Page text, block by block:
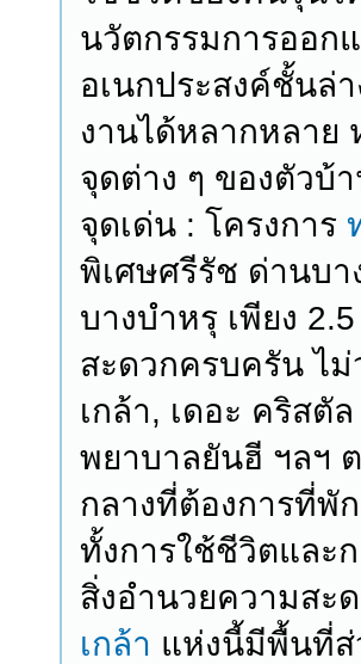
นวัตกรรมการออก
อเนกประสงค์ชั้นล่
งานได้หลากหลาย
จุดต่าง ๆ ของตัวบ้
จุดเด่น : โครงการ
พิเศษศรีรัช ด่านบ
บางบำหรุ เพียง
สะดวกครบครัน ไ
เกล้า, เดอะ คริสตั
พยาบาลยันฮี ฯลฯ
กลางที่ต้องการที่พั
ทั้งการใช้ชีวิตและ
สิ่งอำนวยความสะ
เกล้า แห่งนี้มีพื้นที่ส่